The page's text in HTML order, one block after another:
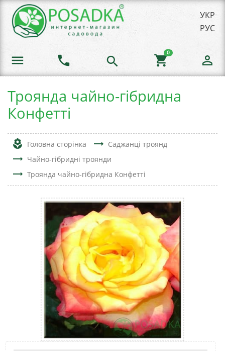
УКР
РУС
menu phone search shopping_cart
0
person_outline
Троянда чайно-гібридна
Конфетті
local_florist Головна сторінка trending_flat Саджанці троянд
trending_flat Чайно-гібридні троянди
trending_flat Троянда чайно-гібридна Конфетті